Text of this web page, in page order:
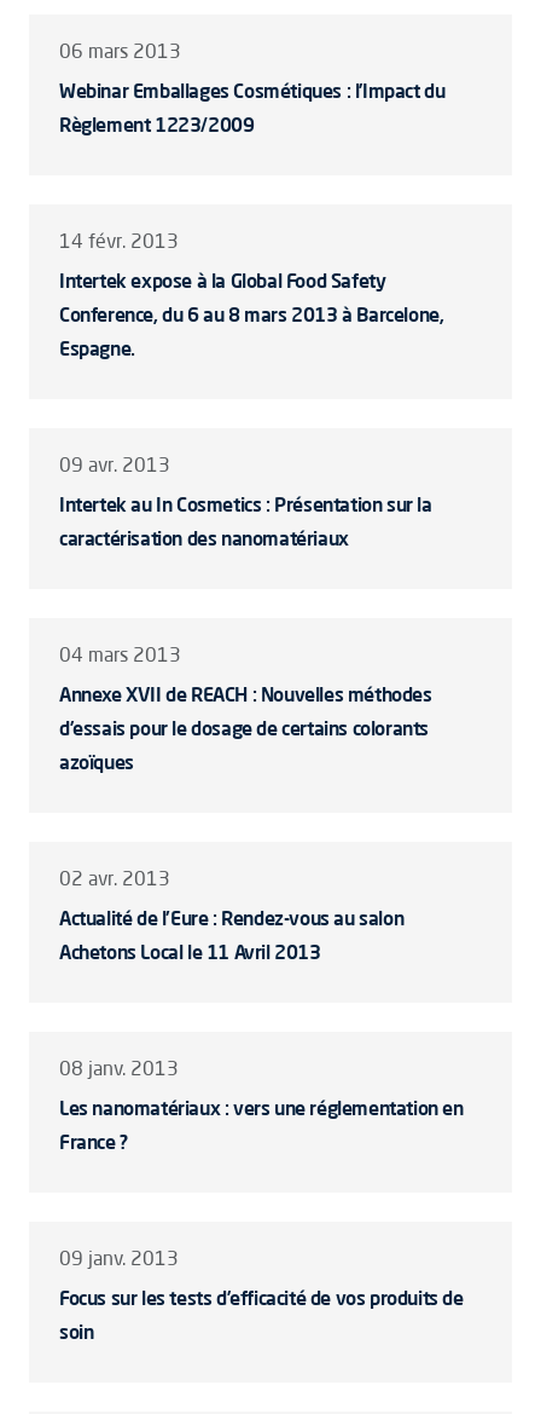
06 mars 2013
Webinar Emballages Cosmétiques : l’Impact du
Règlement 1223/2009
14 févr. 2013
Intertek expose à la Global Food Safety
Conference, du 6 au 8 mars 2013 à Barcelone,
Espagne.
09 avr. 2013
Intertek au In Cosmetics : Présentation sur la
caractérisation des nanomatériaux
04 mars 2013
Annexe XVII de REACH : Nouvelles méthodes
d’essais pour le dosage de certains colorants
azoïques
02 avr. 2013
Actualité de l'Eure : Rendez-vous au salon
Achetons Local le 11 Avril 2013
08 janv. 2013
Les nanomatériaux : vers une réglementation en
France ?
09 janv. 2013
Focus sur les tests d’efficacité de vos produits de
soin